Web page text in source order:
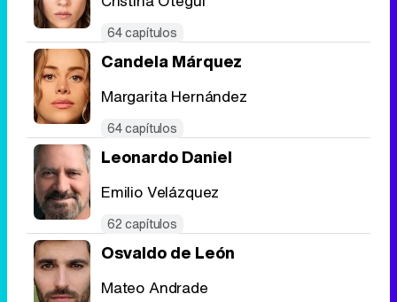
64 capítulos
Candela Márquez
Margarita Hernández
64 capítulos
Leonardo Daniel
Emilio Velázquez
62 capítulos
Osvaldo de León
Mateo Andrade